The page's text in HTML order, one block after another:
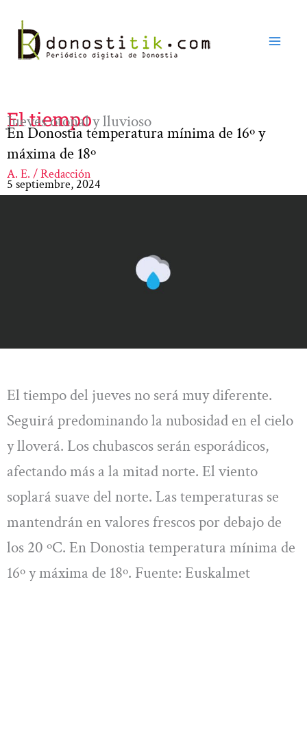
contenido
El tiempo
Jueves otoñal y lluvioso
En Donostia temperatura mínima de 16º y
máxima de 18º
A. E. / Redacción
5 septiembre, 2024
El tiempo del jueves no será muy diferente.
Seguirá predominando la nubosidad en el cielo
y lloverá. Los chubascos serán esporádicos,
afectando más a la mitad norte. El viento
soplará suave del norte. Las temperaturas se
mantendrán en valores frescos por debajo de
los 20 ºC. En Donostia temperatura mínima de
16º y máxima de 18º. Fuente: Euskalmet